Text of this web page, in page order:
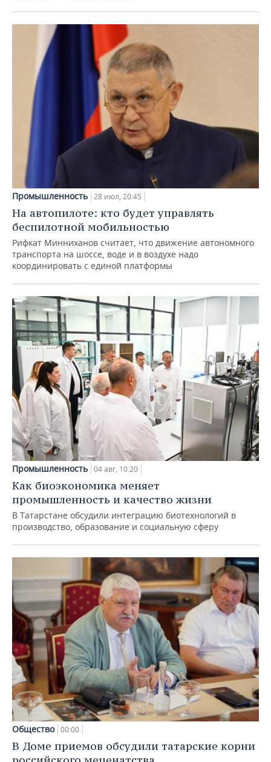
Промышленность 28 июл, 20:45
На автопилоте: кто будет управлять
беспилотной мобильностью
Рифкат Минниханов считает, что движение автономного
транспорта на шоссе, воде и в воздухе надо
координировать с единой платформы
Промышленность 04 авг, 10:20
Как биоэкономика меняет
промышленность и качество жизни
В Татарстане обсудили интеграцию биотехнологий в
производство, образование и социальную сферу
Общество 00:00
В Доме приемов обсудили татарские корни